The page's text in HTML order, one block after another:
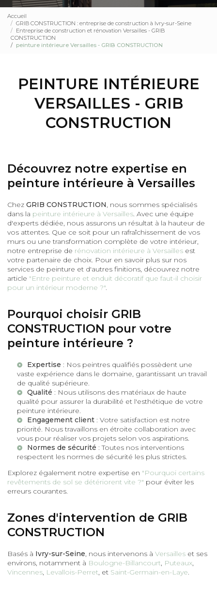
Accueil
GRIB CONSTRUCTION : entreprise de construction à Ivry-sur-Seine
Entreprise de construction et rénovation Versailles - GRIB
CONSTRUCTION
peinture intérieure Versailles - GRIB CONSTRUCTION
PEINTURE INTÉRIEURE
VERSAILLES - GRIB
CONSTRUCTION
Découvrez notre expertise en
peinture intérieure à Versailles
Chez GRIB CONSTRUCTION, nous sommes spécialisés
dans la peinture intérieure à Versailles. Avec une équipe
d'experts dédiée, nous assurons un résultat à la hauteur de
vos attentes. Que ce soit pour un rafraîchissement de vos
murs ou une transformation complète de votre intérieur,
notre entreprise de rénovation intérieure à Versailles est
votre partenaire de choix. Pour en savoir plus sur nos
services de peinture et d'autres finitions, découvrez notre
article "Entre peinture et enduit décoratif que faut-il choisir
pour un intérieur moderne ?".
Pourquoi choisir GRIB
CONSTRUCTION pour votre
peinture intérieure ?
Expertise : Nos peintres qualifiés possèdent une
vaste expérience dans le domaine, garantissant un travail
de qualité supérieure.
Qualité : Nous utilisons des matériaux de haute
qualité pour assurer la durabilité et l'esthétique de votre
peinture intérieure.
Engagement client : Votre satisfaction est notre
priorité. Nous travaillons en étroite collaboration avec
vous pour réaliser vos projets selon vos aspirations.
Normes de sécurité : Toutes nos interventions
respectent les normes de sécurité les plus strictes.
Explorez également notre expertise en "Pourquoi certains
revêtements de sol se détériorent vite ?" pour éviter les
erreurs courantes.
Zones d'intervention de GRIB
CONSTRUCTION
Basés à Ivry-sur-Seine, nous intervenons à Versailles et ses
environs, notamment à Boulogne-Billancourt, Puteaux,
Vincennes, Levallois-Perret, et Saint-Germain-en-Laye.